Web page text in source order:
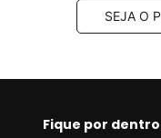
SEJA O
Fique por